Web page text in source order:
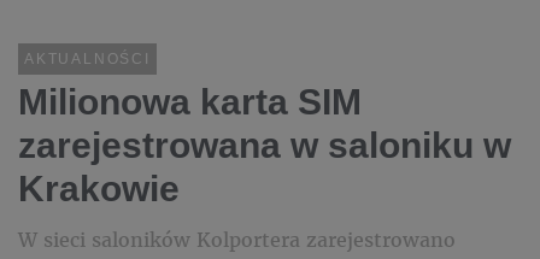
AKTUALNOŚCI
Milionowa karta SIM
zarejestrowana w saloniku w
Krakowie
W sieci saloników Kolportera zarejestrowano